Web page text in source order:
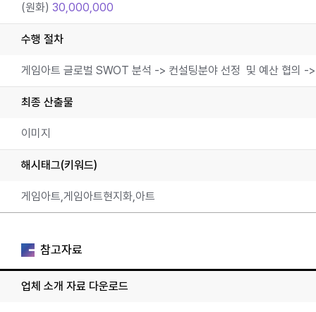
(원화) 30,000,000
수행 절차
게임아트 글로벌 SWOT 분석 -> 컨설팅분야 선정 및 예산 협의 -
최종 산출물
이미지
해시태그(키워드)
게임아트,게임아트현지화,아트
참고자료
업체 소개 자료 다운로드